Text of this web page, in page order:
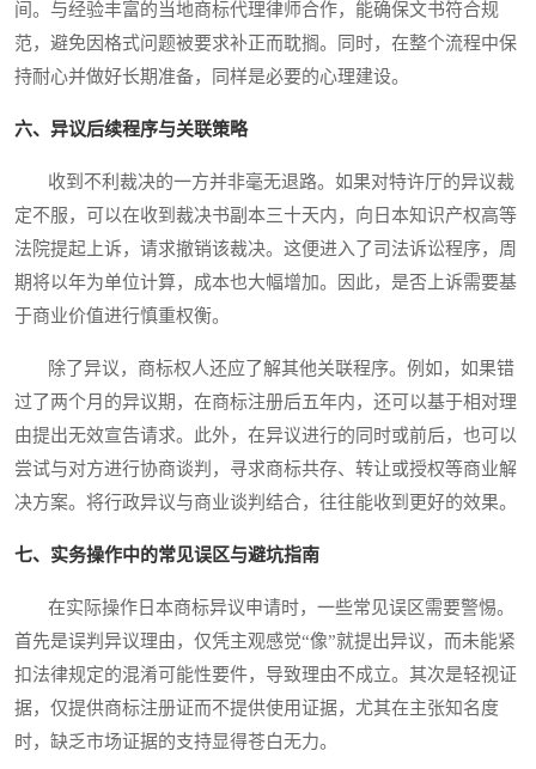
间。与经验丰富的当地商标代理律师合作，能确保文书符合规
范，避免因格式问题被要求补正而耽搁。同时，在整个流程中保
持耐心并做好长期准备，同样是必要的心理建设。
六、异议后续程序与关联策略
收到不利裁决的一方并非毫无退路。如果对特许厅的异议裁
定不服，可以在收到裁决书副本三十天内，向日本知识产权高等
法院提起上诉，请求撤销该裁决。这便进入了司法诉讼程序，周
期将以年为单位计算，成本也大幅增加。因此，是否上诉需要基
于商业价值进行慎重权衡。
除了异议，商标权人还应了解其他关联程序。例如，如果错
过了两个月的异议期，在商标注册后五年内，还可以基于相对理
由提出无效宣告请求。此外，在异议进行的同时或前后，也可以
尝试与对方进行协商谈判，寻求商标共存、转让或授权等商业解
决方案。将行政异议与商业谈判结合，往往能收到更好的效果。
七、实务操作中的常见误区与避坑指南
在实际操作日本商标异议申请时，一些常见误区需要警惕。
首先是误判异议理由，仅凭主观感觉“像”就提出异议，而未能紧
扣法律规定的混淆可能性要件，导致理由不成立。其次是轻视证
据，仅提供商标注册证而不提供使用证据，尤其在主张知名度
时，缺乏市场证据的支持显得苍白无力。